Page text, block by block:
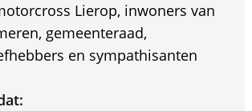
Lierop, inwoners van
gemeenteraad,
en sympathisanten